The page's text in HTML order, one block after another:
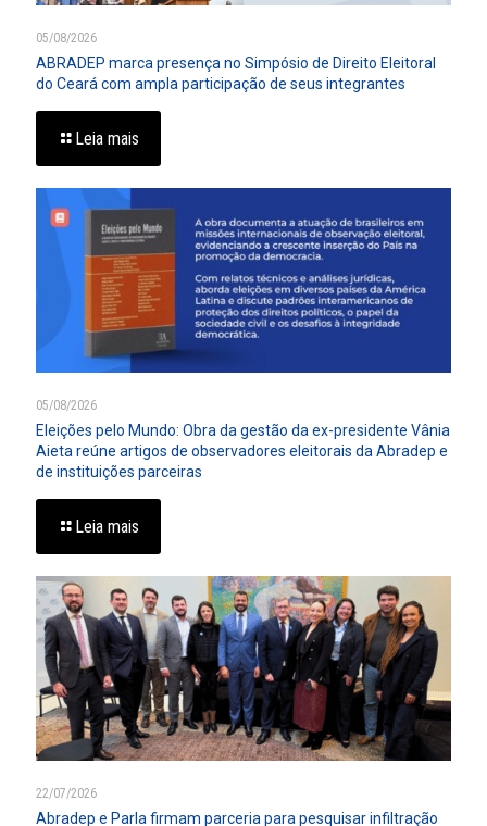
05/08/2026
ABRADEP marca presença no Simpósio de Direito Eleitoral
do Ceará com ampla participação de seus integrantes
Leia mais
05/08/2026
Eleições pelo Mundo: Obra da gestão da ex-presidente Vânia
Aieta reúne artigos de observadores eleitorais da Abradep e
de instituições parceiras
Leia mais
22/07/2026
Abradep e Parla firmam parceria para pesquisar infiltração